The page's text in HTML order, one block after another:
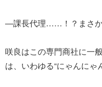
―課長代理……！？まさか
咲良はこの専門商社に一
は、いわゆる“にゃんにゃ